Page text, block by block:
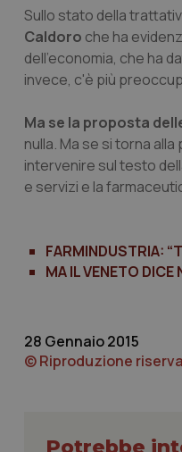
Sullo stato della
Caldoro che ha
dell'economia, che ha
invece, c'è più
Ma se la proposta
nulla. Ma se si torna
intervenire sul testo
e servizi e la
FARMINDUSTRIA:
MA IL VENETO
28 Gennaio 2015
© Riproduzione
Potrebbe